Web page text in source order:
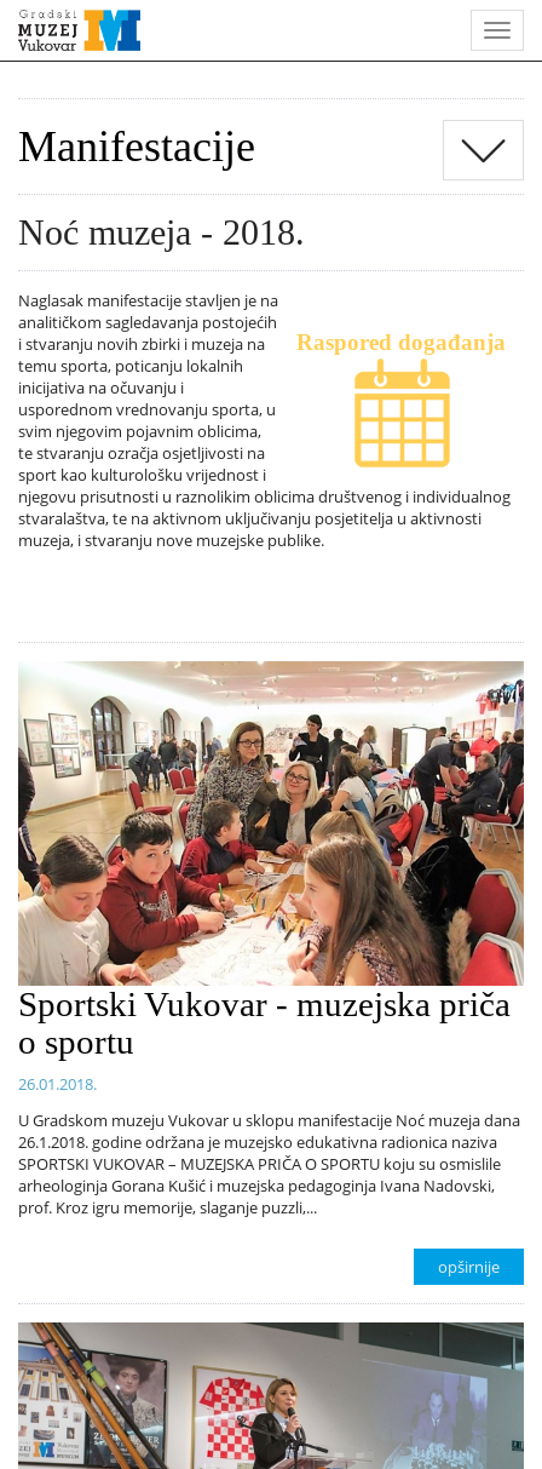
Manifestacije
Noć muzeja - 2018.
Raspored događanja
Naglasak manifestacije stavljen je na
analitičkom sagledavanja postojećih
i stvaranju novih zbirki i muzeja na
temu sporta, poticanju lokalnih
inicijativa na očuvanju i
usporednom vrednovanju sporta, u
svim njegovim pojavnim oblicima,
te stvaranju ozračja osjetljivosti na
sport kao kulturološku vrijednost i
njegovu prisutnosti u raznolikim oblicima društvenog i individualnog
stvaralaštva, te na aktivnom uključivanju posjetitelja u aktivnosti
muzeja, i stvaranju nove muzejske publike.
Sportski Vukovar - muzejska priča
o sportu
26.01.2018.
U Gradskom muzeju Vukovar u sklopu manifestacije Noć muzeja dana
26.1.2018. godine održana je muzejsko edukativna radionica naziva
SPORTSKI VUKOVAR – MUZEJSKA PRIČA O SPORTU koju su osmislile
arheologinja Gorana Kušić i muzejska pedagoginja Ivana Nadovski,
prof. Kroz igru memorije, slaganje puzzli,...
opširnije